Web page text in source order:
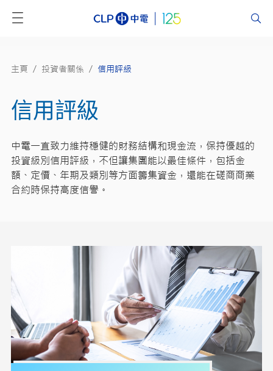
主頁 / 投資者關係 / 信用評級
信用評級
中電一直致力維持穩健的財務結構和現金流，保持優越的
投資級別信用評級，不但讓集團能以最佳條件，包括金
額、定價、年期及類別等方面籌集資金，還能在磋商商業
合約時保持高度信譽。​